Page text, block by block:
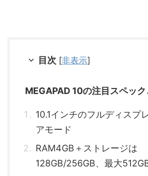
目次 [非表示]
MEGAPAD 10の注目スペッ
10.1インチのフルディスプ
アモード
RAM4GB＋ストレージは
128GB/256GB、最大